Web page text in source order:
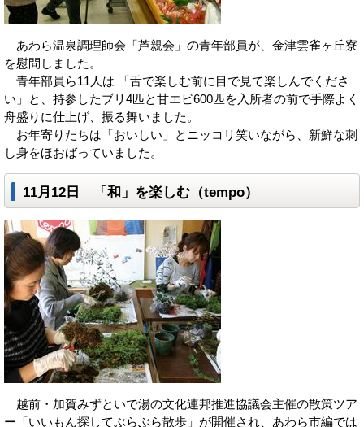
あわら温泉調理師会「芦親会」の青年部員が、金津雲雀ヶ丘寮
を慰問しました。
青年部員ら11人は 「舌で楽しむ前に目で見て楽しんでくださ
い」と、持参したブリ4匹と甘エビ600匹を入所者の前で手際よく
舟盛りに仕上げ、振る舞いました。
お年寄りたちは「おいしい」とニッコリ笑いながら、新鮮な刺
し身をほおばっていました。
11月12日 「和」を楽しむ（tempo）
越前・加賀みずといで湯の文化連邦推進協議会主催の散策ツア
ー「いいもん探してぶらぶら散歩」が開催され、あわら市編では